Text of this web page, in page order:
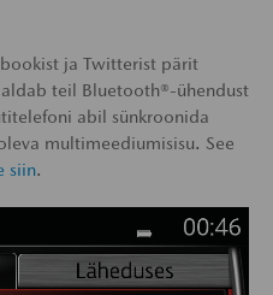
ja Twitterist pärit
teil Bluetooth®-ühendust
abil sünkroonida
multimeediumisisu. See
siin.